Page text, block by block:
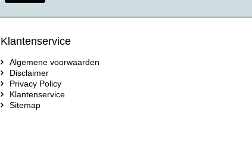
Klantenservice
Algemene voorwaarden
Disclaimer
Privacy Policy
Klantenservice
Sitemap